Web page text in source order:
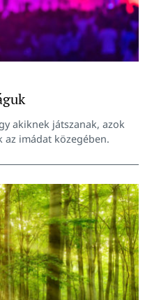
akiknek játszanak, azok
imádat közegében.